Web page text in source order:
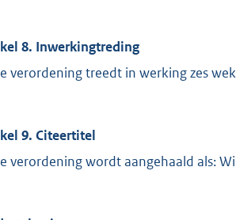
8. Inwerkingtreding
verordening treedt in werking zes
9. Citeertitel
verordening wordt aangehaald als: